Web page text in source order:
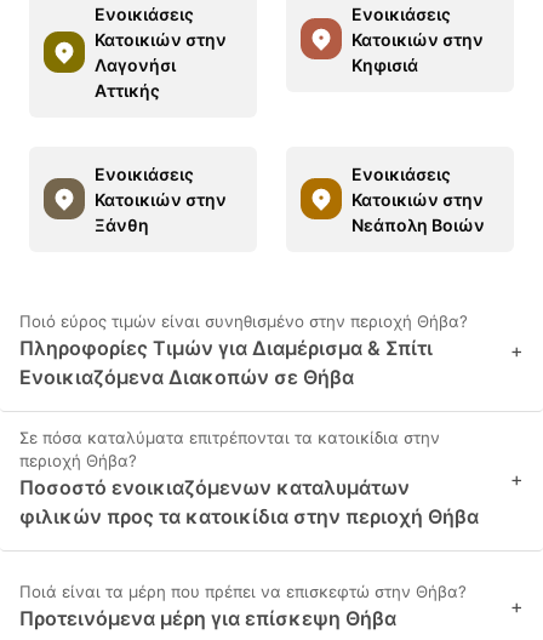
Ενοικιάσεις
Κατοικιών στην
Λαγονήσι
Αττικής
Ενοικιάσεις
Κατοικιών στην
Κηφισιά
Ενοικιάσεις
Κατοικιών στην
Ξάνθη
Ενοικιάσεις
Κατοικιών στην
Νεάπολη Βοιών
Ποιό εύρος τιμών είναι συνηθισμένο στην περιοχή Θήβα?
Πληροφορίες Τιμών για Διαμέρισμα & Σπίτι
Ενοικιαζόμενα Διακοπών σε Θήβα
+
Σε πόσα καταλύματα επιτρέπονται τα κατοικίδια στην
περιοχή Θήβα?
Ποσοστό ενοικιαζόμενων καταλυμάτων
φιλικών προς τα κατοικίδια στην περιοχή Θήβα
+
Ποιά είναι τα μέρη που πρέπει να επισκεφτώ στην Θήβα?
Προτεινόμενα μέρη για επίσκεψη Θήβα +